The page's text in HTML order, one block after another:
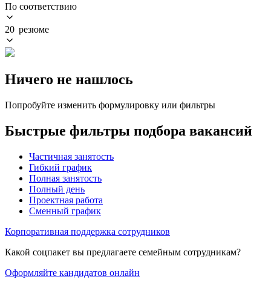
По соответствию
20 резюме
Ничего не нашлось
Попробуйте изменить формулировку или фильтры
Быстрые фильтры подбора вакансий
Частичная занятость
Гибкий график
Полная занятость
Полный день
Проектная работа
Сменный график
Корпоративная поддержка сотрудников
Какой соцпакет вы предлагаете семейным сотрудникам?
Оформляйте кандидатов онлайн